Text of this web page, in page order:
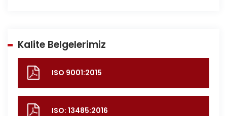
Kalite Belgelerimiz
ISO 9001:2015
ISO: 13485:2016